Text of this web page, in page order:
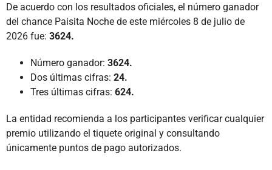
De acuerdo con los resultados oficiales, el número ganador
del chance Paisita Noche de este miércoles 8 de julio de
2026 fue: 3624.
Número ganador: 3624.
Dos últimas cifras: 24.
Tres últimas cifras: 624.
La entidad recomienda a los participantes verificar cualquier
premio utilizando el tiquete original y consultando
únicamente puntos de pago autorizados.